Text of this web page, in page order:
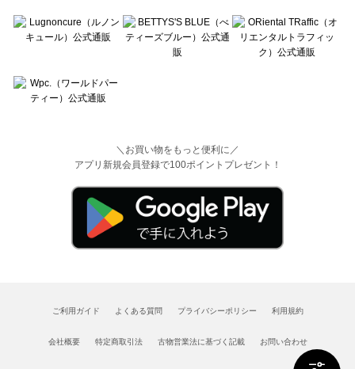
＼お買い物をもっと便利に／
アプリ新規会員登録で100ポイントプレゼント！
ご利用ガイド よくある質問 プライバシーポリシー 利用規約
会社概要 特定商取引法 古物営業法に基づく記載 お問い合わせ